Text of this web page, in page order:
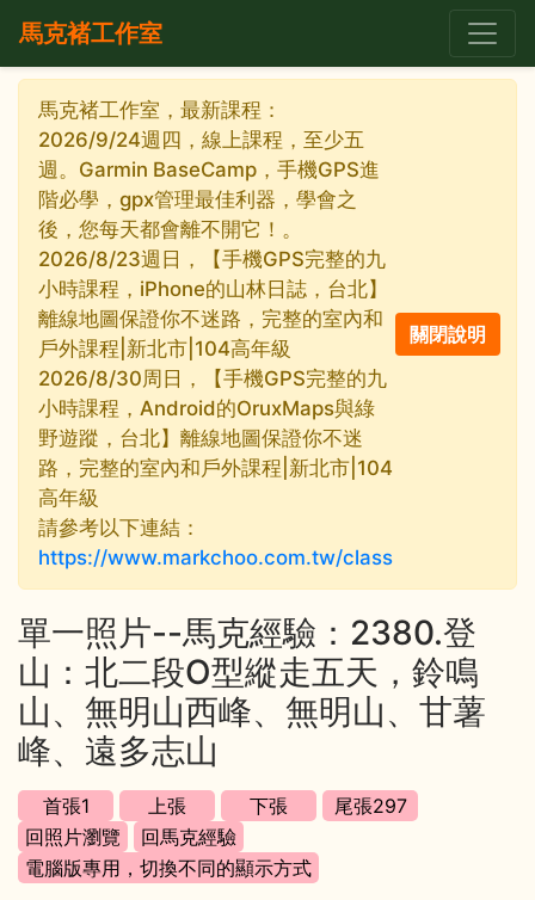
馬克褚工作室
馬克褚工作室，最新課程：
2026/9/24週四，線上課程，至少五
週。Garmin BaseCamp，手機GPS進
階必學，gpx管理最佳利器，學會之
後，您每天都會離不開它！。
2026/8/23週日，【手機GPS完整的九
小時課程，iPhone的山林日誌，台北】
離線地圖保證你不迷路，完整的室內和
戶外課程|新北市|104高年級
2026/8/30周日，【手機GPS完整的九
小時課程，Android的OruxMaps與綠
野遊蹤，台北】離線地圖保證你不迷
路，完整的室內和戶外課程|新北市|104
高年級
請參考以下連結：
https://www.markchoo.com.tw/class
單一照片--馬克經驗：2380.登
山：北二段O型縱走五天，鈴鳴
山、無明山西峰、無明山、甘薯
峰、遠多志山